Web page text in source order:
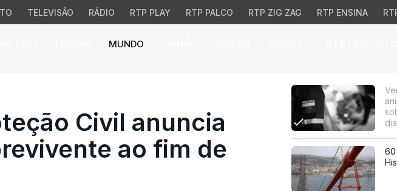
TELEVISÃO RÁDIO RTP PLAY RTP PALCO RTP ZIG ZAG RTP ENSINA
MUNDO
Civil anuncia resgate de
Civil anuncia
ao fim de
60